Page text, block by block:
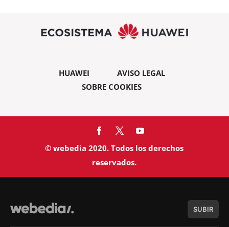
HUAWEI
AVISO LEGAL
SOBRE COOKIES
© webedia 2020. Todos los derechos
reservados.
SUBIR